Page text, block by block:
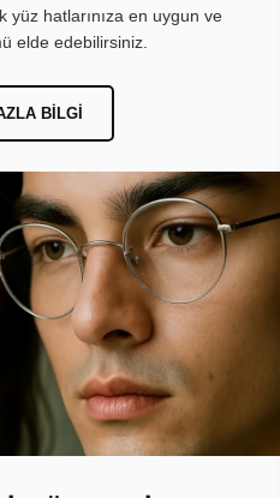
hatlarınıza en uygun ve
elde edebilirsiniz.
BILGI